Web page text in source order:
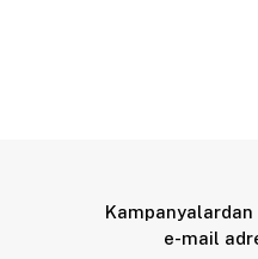
e-mail